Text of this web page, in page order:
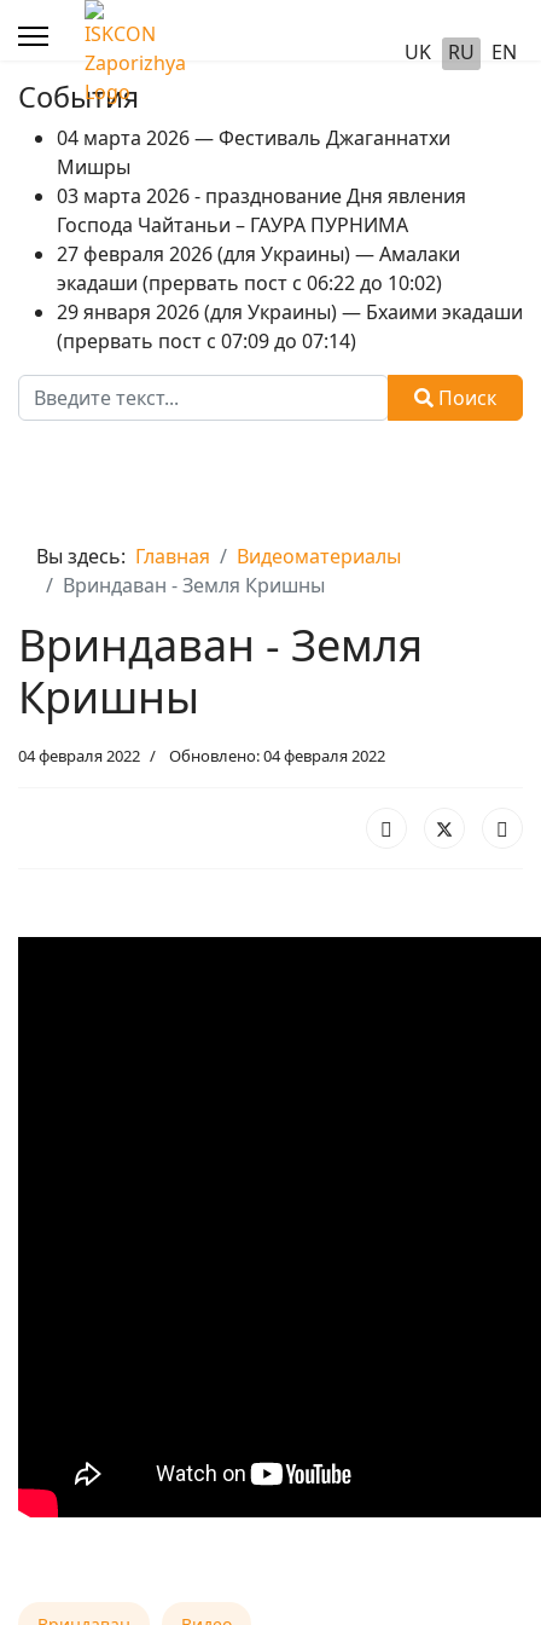
UK RU EN
События
04 марта 2026 — Фестиваль Джаганнатхи
Мишры
03 марта 2026 - празднование Дня явления
Господа Чайтаньи – ГАУРА ПУРНИМА
27 февраля 2026 (для Украины) — Амалаки
экадаши (прервать пост с 06:22 до 10:02)
29 января 2026 (для Украины) — Бхаими экадаши
(прервать пост с 07:09 до 07:14)
Поиск
Поиск
Вы здесь: Главная
Видеоматериалы
Вриндаван - Земля Кришны
Вриндаван - Земля
Кришны
04 февраля 2022 Обновлено: 04 февраля 2022